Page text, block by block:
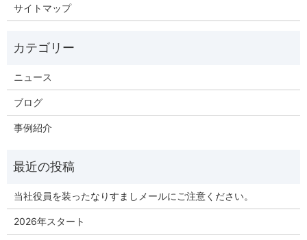
サイトマップ
ニュース
ブログ
事例紹介
当社役員を装ったなりすましメールにご注意ください。
2026年スタート